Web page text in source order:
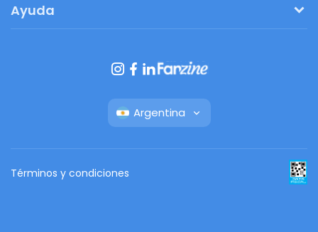
Regalos originales
Ayuda
Botón de arrepentimiento
Argentina
Términos y condiciones